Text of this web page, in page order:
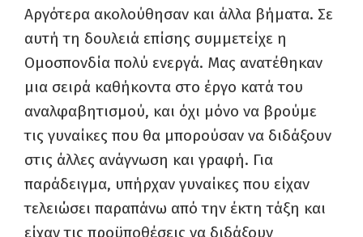
Αργότερα ακολούθησαν και άλλα βήματα. Σε
αυτή τη δουλειά επίσης συμμετείχε η
Ομοσπονδία πολύ ενεργά. Μας ανατέθηκαν
μια σειρά καθήκοντα στο έργο κατά του
αναλφαβητισμού, και όχι μόνο να βρούμε
τις γυναίκες που θα μπορούσαν να διδάξουν
στις άλλες ανάγνωση και γραφή. Για
παράδειγμα, υπήρχαν γυναίκες που είχαν
τελειώσει παραπάνω από την έκτη τάξη και
είχαν τις προϋποθέσεις να διδάξουν